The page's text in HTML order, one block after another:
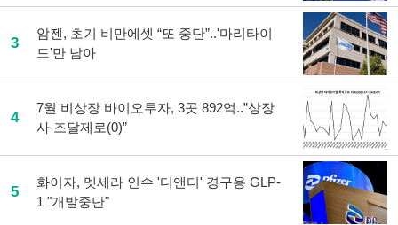
3
암젠, 초기 비만에셋 “또 중단”..'마리타이
드'만 남아
4
7월 비상장 바이오투자, 3곳 892억..”상장
사 조달제로(0)”
5
화이자, 멧세라 인수 '디앤디' 경구용 GLP-
1 "개발중단"